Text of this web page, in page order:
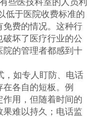
些医技科室的人员利
低于医院收费标准的
费的情况。这种行
坏了医疗行业的公
的管理者都感到十
如专人盯防、电话
各自的短板。例
用，但随着时间的
难以持久；电话监